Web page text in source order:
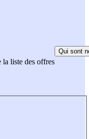
la liste des offres
Qui sont